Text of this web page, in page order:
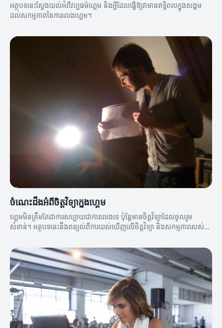
អត្ថបទនេះស្វែងយល់អំពីវប្បធម៌ហ្គេម និងអ្វីដែលធ្វើឱ្យវា​មានឥទ្ធិពលក្នុងសង្គម
ដល់សកម្មភាពនៃការលេងហ្គេម។
ចំណេះដឹងអំពីចិត្តវិទ្យាក្នុងហ្គេម
ហ្គេមមិនត្រឹមតែជាការសប្បាយជាការលេងទេ ប៉ុន្តែមានចិត្តវិទ្យាដែលចូលរួម
សំខាន់។ អត្ថបទនេះនឹងពន្យល់ពីការយល់ឃើញលើចិត្តវិទ្យា និងសកម្មភាពរបស់